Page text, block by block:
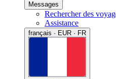
Messages
Rechercher des
Assistance
français · EUR · FR